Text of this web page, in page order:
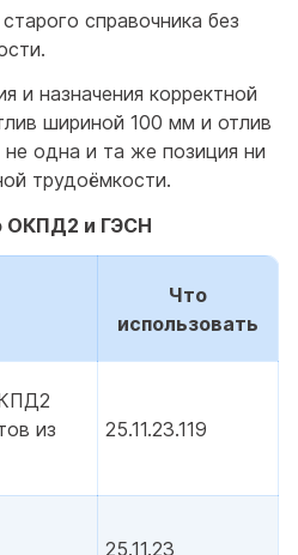
справочника без
и назначения корректной
шириной 100 мм и отлив
одна и та же позиция ни
трудоёмкости.
ОКПД2 и ГЭСН
Что
использовать
из
25.11.23.119
25.11.23